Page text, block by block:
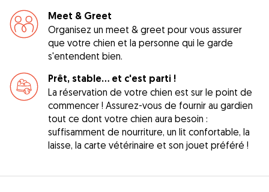
Meet & Greet
Organisez un meet & greet pour vous assurer
que votre chien et la personne qui le garde
s'entendent bien.
Prêt, stable... et c'est parti !
La réservation de votre chien est sur le point de
commencer ! Assurez-vous de fournir au gardien
tout ce dont votre chien aura besoin :
suffisamment de nourriture, un lit confortable, la
laisse, la carte vétérinaire et son jouet préféré !